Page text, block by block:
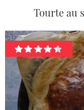
Tourte au